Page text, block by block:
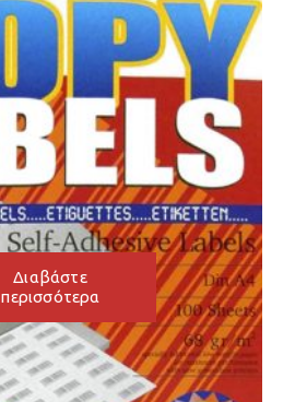
Διαβάστε
περισσότερα